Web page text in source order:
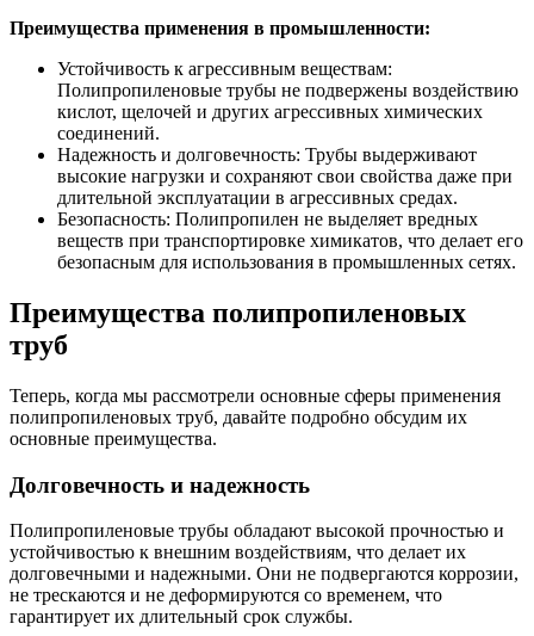
Преимущества применения в промышленности:
Устойчивость к агрессивным веществам:
Полипропиленовые трубы не подвержены воздействию
кислот, щелочей и других агрессивных химических
соединений.
Надежность и долговечность: Трубы выдерживают
высокие нагрузки и сохраняют свои свойства даже при
длительной эксплуатации в агрессивных средах.
Безопасность: Полипропилен не выделяет вредных
веществ при транспортировке химикатов, что делает его
безопасным для использования в промышленных сетях.
Преимущества полипропиленовых
труб
Теперь, когда мы рассмотрели основные сферы применения
полипропиленовых труб, давайте подробно обсудим их
основные преимущества.
Долговечность и надежность
Полипропиленовые трубы обладают высокой прочностью и
устойчивостью к внешним воздействиям, что делает их
долговечными и надежными. Они не подвергаются коррозии,
не трескаются и не деформируются со временем, что
гарантирует их длительный срок службы.